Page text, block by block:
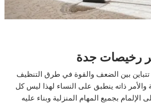
رخيصات جدة
بين الضعف والقوة في طرق التنظيف
والأمر ذاته ينطبق على النساء لهذا ليس كل
بجميع المهام المنزلية وبناء عليه